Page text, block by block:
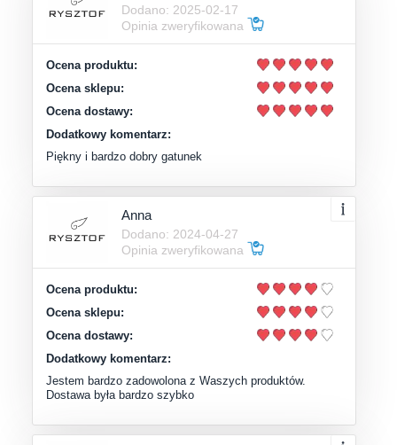
Dodano: 2025-02-17
Opinia zweryfikowana
Ocena produktu:
Ocena sklepu:
Ocena dostawy:
Dodatkowy komentarz:
Piękny i bardzo dobry gatunek
Anna
Dodano: 2024-04-27
Opinia zweryfikowana
Ocena produktu:
Ocena sklepu:
Ocena dostawy:
Dodatkowy komentarz:
Jestem bardzo zadowolona z Waszych produktów.
Dostawa była bardzo szybko